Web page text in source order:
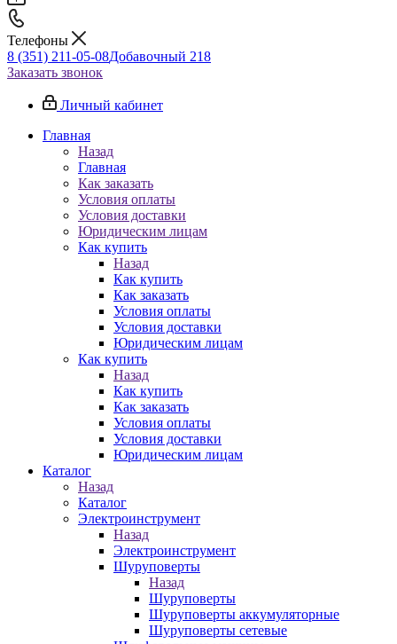
Телефоны
8 (351) 211-05-08Добавочный 218
Заказать звонок
Личный кабинет
Главная
Назад
Главная
Как заказать
Условия оплаты
Условия доставки
Юридическим лицам
Как купить
Назад
Как купить
Как заказать
Условия оплаты
Условия доставки
Юридическим лицам
Как купить
Назад
Как купить
Как заказать
Условия оплаты
Условия доставки
Юридическим лицам
Каталог
Назад
Каталог
Электроинструмент
Назад
Электроинструмент
Шуруповерты
Назад
Шуруповерты
Шуруповерты аккумуляторные
Шуруповерты сетевые